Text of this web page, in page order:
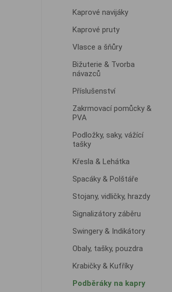
Kaprové navijáky
Kaprové pruty
Vlasce a šňůry
Bižuterie & Tvorba
návazců
Příslušenství
Zakrmovací pomůcky &
PVA
Podložky, saky, vážící
tašky
Křesla & Lehátka
Spacáky & Polštáře
Stojany, vidličky, hrazdy
Signalizátory záběru
Swingery & Indikátory
Obaly, tašky, pouzdra
Krabičky & Kufříky
Podběráky na kapry